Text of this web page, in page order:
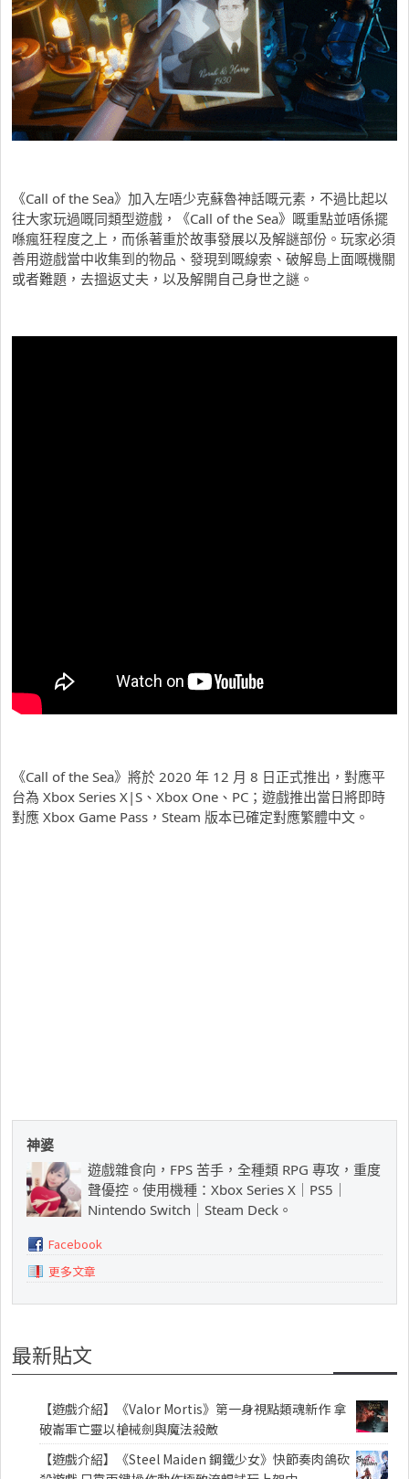
《Call of the Sea》加入左唔少克蘇魯神話嘅元素，不過比起以
往大家玩過嘅同類型遊戲，《Call of the Sea》嘅重點並唔係擺
喺瘋狂程度之上，而係著重於故事發展以及解謎部份。玩家必須
善用遊戲當中收集到的物品、發現到嘅線索、破解島上面嘅機關
或者難題，去搵返丈夫，以及解開自己身世之謎。
《Call of the Sea》將於 2020 年 12 月 8 日正式推出，對應平
台為 Xbox Series X|S、Xbox One、PC；遊戲推出當日將即時
對應 Xbox Game Pass，Steam 版本已確定對應繁體中文。
神婆
遊戲雜食向，FPS 苦手，全種類 RPG 專攻，重度
聲優控。使用機種：Xbox Series X｜PS5｜
Nintendo Switch｜Steam Deck。
Facebook
更多文章
最新貼文
【遊戲介紹】《Valor Mortis》第一身視點類魂新作 拿
破崙軍亡靈以槍械劍與魔法殺敵
【遊戲介紹】《Steel Maiden 鋼鐵少女》快節奏肉鴿砍